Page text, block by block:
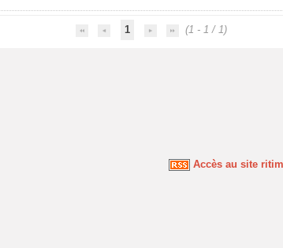
1 (1 - 1 / 1)
Accès au site